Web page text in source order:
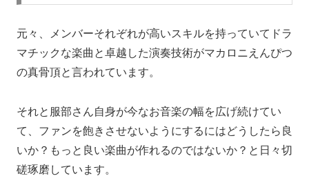
元々、メンバーそれぞれが高いスキルを持っていてドラ
マチックな楽曲と卓越した演奏技術がマカロニえんぴつ
の真骨頂と言われています。
それと服部さん自身が今なお音楽の幅を広げ続けてい
て、ファンを飽きさせないようにするにはどうしたら良
いか？もっと良い楽曲が作れるのではないか？と日々切
磋琢磨しています。